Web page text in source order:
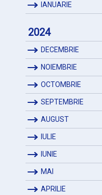
IANUARIE
2024
DECEMBRIE
NOIEMBRIE
OCTOMBRIE
SEPTEMBRIE
AUGUST
IULIE
IUNIE
MAI
APRILIE